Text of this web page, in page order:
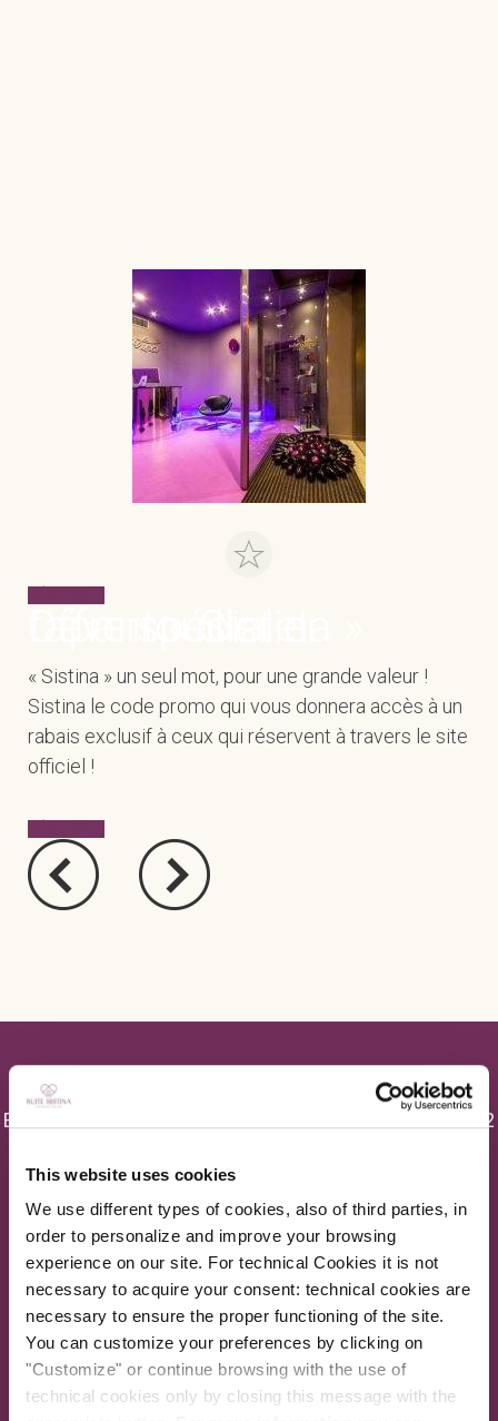
This website uses cookies
We use different types of cookies, also of third parties, in
order to personalize and improve your browsing
experience on our site. For technical Cookies it is not
necessary to acquire your consent: technical cookies are
necessary to ensure the proper functioning of the site.
You can customize your preferences by clicking on
"Customize" or continue browsing with the use of
technical cookies only by closing this message with the
« Sistina » un seul mot, pour une grande valeur !
Sistina le code promo qui vous donnera accès à un
rabais exclusif à ceux qui réservent à travers le site
officiel !
Europe Hotels Srl - P.I. 01054561004 - C.F. 02405110582
Centre de réservation unique : T. +39.06.20368380 | F.
+39.06.20368381 | E-mail:info@suitesistina.com
CIN SISTINA I: IT058091B4LSJ3XQJQ - CIN SISTINA II: IT058091B4NZQQBLUR
- CIN SISTINA 91: IT058091A1BLJV334X - CIN SISTINA LOFT:
IT058091B4VBDEGUTG - CIN 5000 STARS ROOFTOP: IT058091B4T9CNFAW6
MEMBRE DE